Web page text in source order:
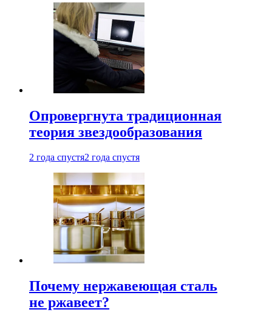
Опровергнута традиционная
теория звездообразования
2 года спустя2 года спустя
Почему нержавеющая сталь
не ржавеет?